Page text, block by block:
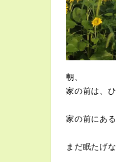
朝、
家の前は、
家の前にあ
まだ眠たげ